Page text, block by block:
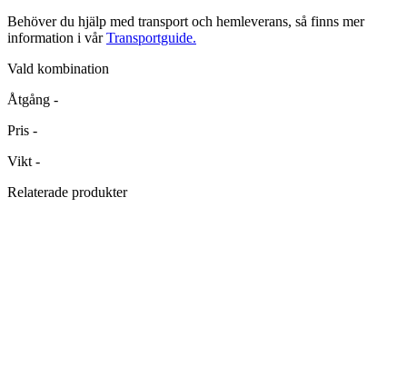
Behöver du hjälp med transport och hemleverans, så finns mer
information i vårTransportguide.
Vald kombination
Åtgång -
Pris -
Vikt -
Relaterade produkter